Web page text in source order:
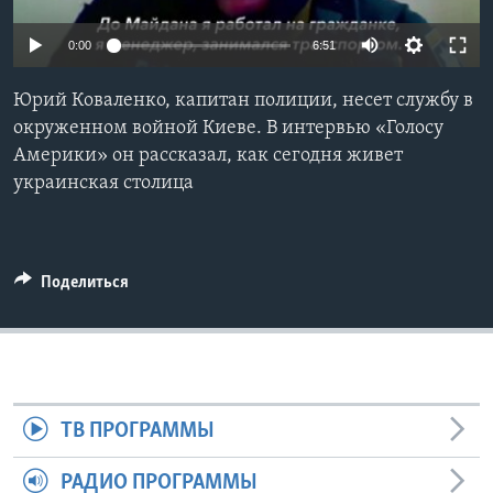
Learning English
СОЦИАЛЬНЫЕ СЕТИ
0:00 6:51
Юрий Коваленко, капитан полиции, несет службу в
окруженном войной Киеве. В интервью «Голосу
Америки» он рассказал, как сегодня живет
украинская столица
Поделиться
ТВ ПРОГРАММЫ
РАДИО ПРОГРАММЫ